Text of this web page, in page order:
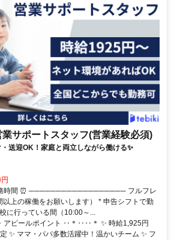
サポートスタッフ(営業経験必須)
送迎OK！家庭と両立しながら働ける✨
務時間 ⏰ ────────────────── フルフレ
以上の稼働をお願いします） * 申告シフトで勤
に行っている間（10:00～...
ピールポイント ‥＊‥‥＊ ✨ 時給1,925円
✨ ママ・パパ多数活躍中！温かいチーム ✨ フ